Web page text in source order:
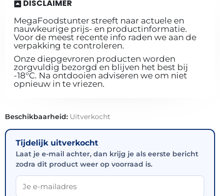
DISCLAIMER
MegaFoodstunter streeft naar actuele en
nauwkeurige prijs- en productinformatie.
Voor de meest recente info raden we aan de
verpakking te controleren.
Onze diepgevroren producten worden
zorgvuldig bezorgd en blijven het best bij
-18°C. Na ontdooien adviseren we om niet
opnieuw in te vriezen.
Beschikbaarheid: Uitverkocht
Tijdelijk uitverkocht
Laat je e-mail achter, dan krijg je als eerste bericht
zodra dit product weer op voorraad is.